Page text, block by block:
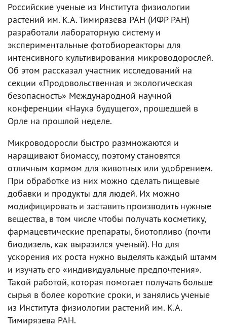
Российские ученые из Института физиологии
растений им. К.А. Тимирязева РАН (ИФР РАН)
разработали лабораторную систему и
экспериментальные фотобиореакторы для
интенсивного культивирования микроводорослей.
Об этом рассказал участник исследований на
секции «Продовольственная и экологическая
безопасность» Международной научной
конференции «Наука будущего», прошедшей в
Орле на прошлой неделе.
Микроводоросли быстро размножаются и
наращивают биомассу, поэтому становятся
отличным кормом для животных или удобрением.
При обработке из них можно сделать пищевые
добавки и продукты для людей. Их можно
модифицировать и заставить производить нужные
вещества, в том числе чтобы получать косметику,
фармацевтические препараты, биотопливо (почти
биодизель, как выразился ученый). Но для
ускорения их роста нужно выделять каждый штамм
и изучать его «индивидуальные предпочтения».
Такой работой, которая помогает получать больше
сырья в более короткие сроки, и занялись ученые
из Института физиологии растений им. К.А.
Тимирязева РАН.